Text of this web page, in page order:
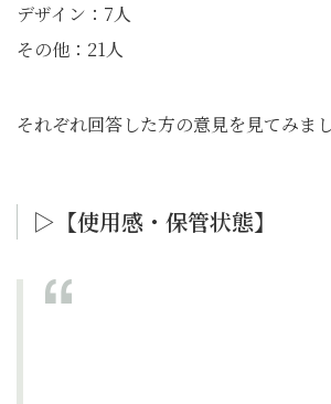
デザイン：7人
その他：21人
それぞれ回答した方の意見を見てみまし
▷【使用感・保管状態】